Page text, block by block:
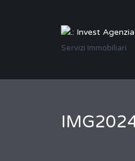
Servizi Immobiliari